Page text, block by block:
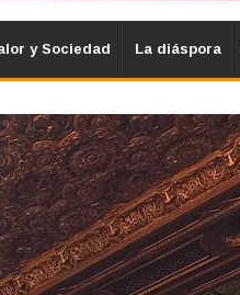
y Sociedad La diáspora